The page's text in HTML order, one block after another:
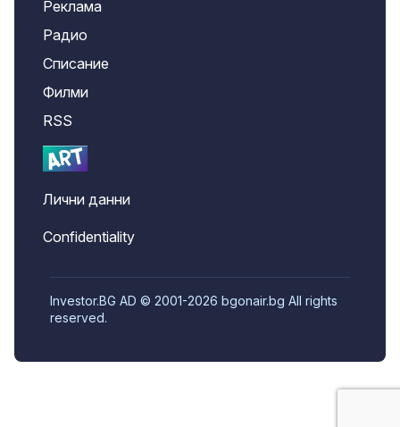
Реклама
Радио
Списание
Филми
RSS
Лични данни
Confidentiality
Investor.BG AD © 2001-2026 bgonair.bg All rights
reserved.